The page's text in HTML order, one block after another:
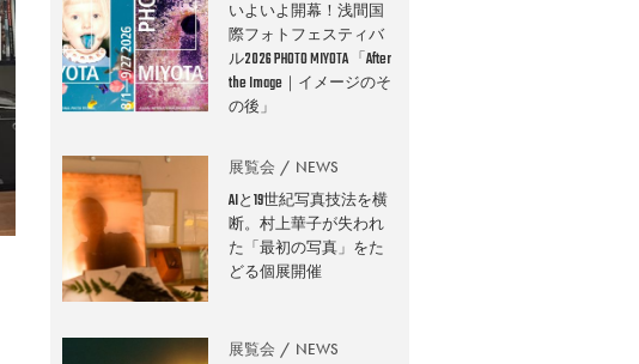
いよいよ開幕！浅間国
際フォトフェスティバ
ル2026 PHOTO MIYOTA 「After
the Image｜イメージのそ
の後」
展覧会 NEWS
AIと19世紀写真技法を横
断。村上華子が失われ
た「最初の写真」をた
どる個展開催
展覧会 NEWS